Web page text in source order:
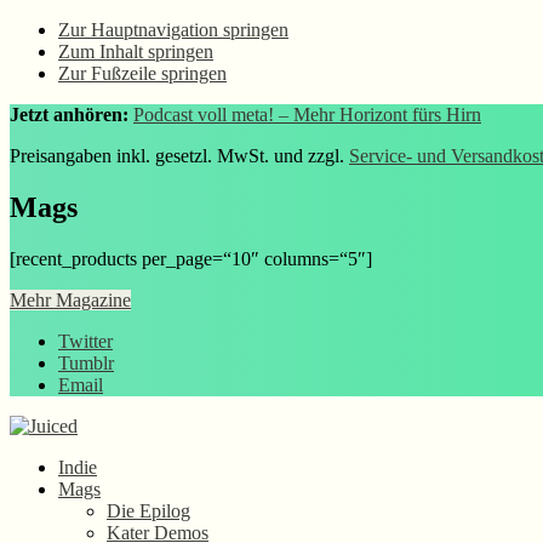
Zur Hauptnavigation springen
Zum Inhalt springen
Zur Fußzeile springen
Jetzt anhören: Podcast voll meta! – Mehr Horizont fürs Hirn
Preisangaben inkl. gesetzl. MwSt. und zzgl. Service- und
Mags
[recent_products per_page=“10″ columns=“5″]
Mehr Magazine
Twitter
Tumblr
Email
Indie
Mags
Die Epilog
Kater Demos